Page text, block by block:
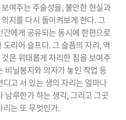
여주는 주술성을, 불안한 현실과
지를 다시 돌이켜보게 한다. 그
에게 공유되는 동시에 한편으로
리어 슬프다. 그 슬픔의 자리, 역
은 위태롭게 자리한 집을 보여주
비닐봉지와 의자가 놓인 작업 등
고 서 있는 생의 자리는 얼마나
남루한가 하는 생각, 그리고 그곳
는 또 무엇인가.